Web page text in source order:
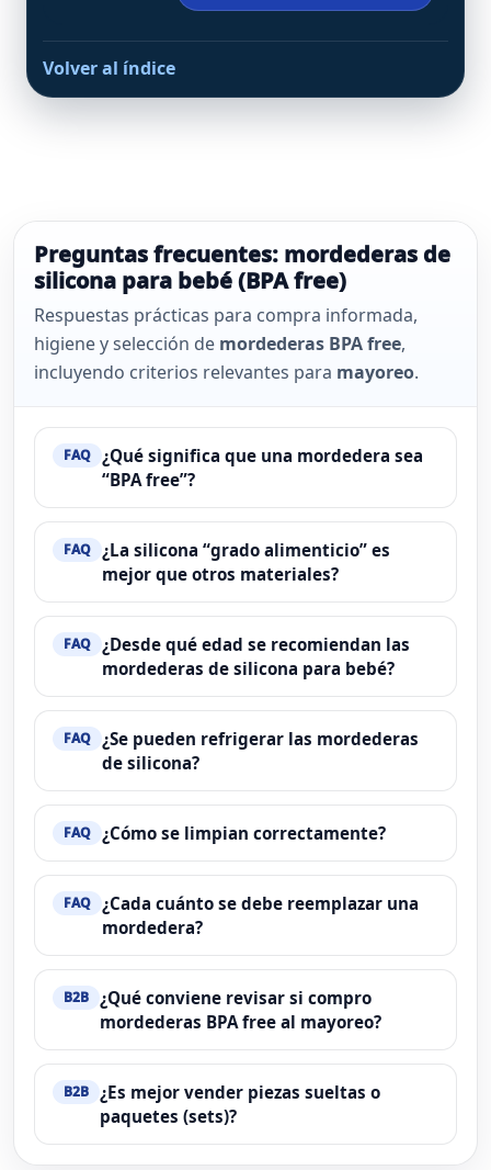
Volver al índice
Preguntas frecuentes: mordederas de
silicona para bebé (BPA free)
Respuestas prácticas para compra informada,
higiene y selección de mordederas BPA free,
incluyendo criterios relevantes para mayoreo.
FAQ ¿Qué significa que una mordedera sea
“BPA free”?
FAQ ¿La silicona “grado alimenticio” es
mejor que otros materiales?
FAQ ¿Desde qué edad se recomiendan las
mordederas de silicona para bebé?
FAQ ¿Se pueden refrigerar las mordederas
de silicona?
FAQ ¿Cómo se limpian correctamente?
FAQ ¿Cada cuánto se debe reemplazar una
mordedera?
B2B ¿Qué conviene revisar si compro
mordederas BPA free al mayoreo?
B2B ¿Es mejor vender piezas sueltas o
paquetes (sets)?